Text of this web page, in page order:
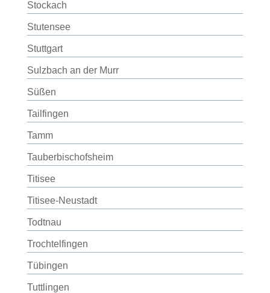
Stockach
Stutensee
Stuttgart
Sulzbach an der Murr
Süßen
Tailfingen
Tamm
Tauberbischofsheim
Titisee
Titisee-Neustadt
Todtnau
Trochtelfingen
Tübingen
Tuttlingen